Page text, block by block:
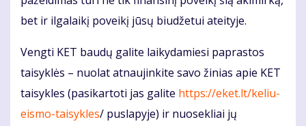
bet ir ilgalaikį poveikį jūsų biudžetui ateityje.
Vengti KET baudų galite laikydamiesi paprastos
taisyklės – nuolat atnaujinkite savo žinias apie KET
taisykles (pasikartoti jas galite https://eket.lt/keliu-
eismo-taisykles/ puslapyje) ir nuosekliai jų